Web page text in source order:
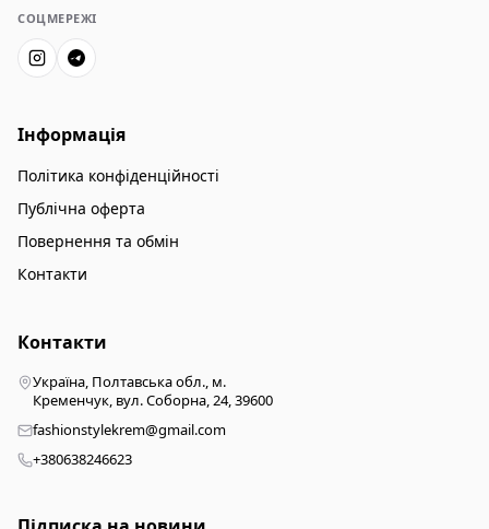
СОЦМЕРЕЖІ
Інформація
Політика конфіденційності
Публічна оферта
Повернення та обмін
Контакти
Контакти
Україна, Полтавська обл., м.
Кременчук, вул. Соборна, 24, 39600
fashionstylekrem@gmail.com
+380638246623